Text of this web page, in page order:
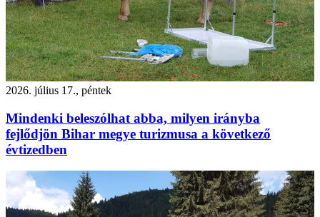
2026. július 17., péntek
Mindenki beleszólhat abba, milyen irányba
fejlődjön Bihar megye turizmusa a következő
évtizedben